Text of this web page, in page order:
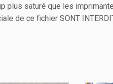
saturé que les
de ce fichier SONT